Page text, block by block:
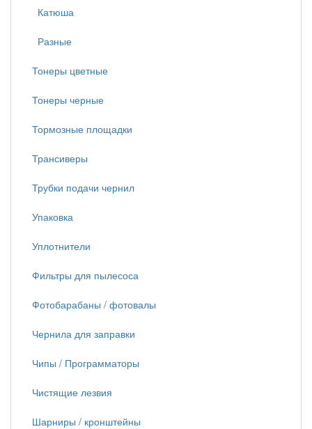
Катюша
Разные
Тонеры цветные
Тонеры черные
Тормозные площадки
Трансиверы
Трубки подачи чернил
Упаковка
Уплотнители
Фильтры для пылесоса
Фотобарабаны / фотовалы
Чернила для заправки
Чипы / Программаторы
Чистящие лезвия
Шарниры / кронштейны